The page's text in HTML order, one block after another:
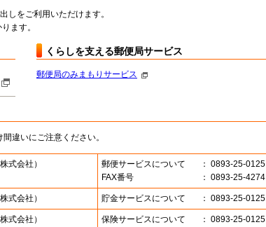
しをご利用いただけます。
ます。
くらしを支える郵便局サービス
郵便局のみまもりサービス
違いにご注意ください。
式会社） 郵便サービスについて
： 0893-25-0125
FAX番号
： 0893-25-4274
式会社） 貯金サービスについて ： 0893-25-0125
式会社） 保険サービスについて ： 0893-25-0125